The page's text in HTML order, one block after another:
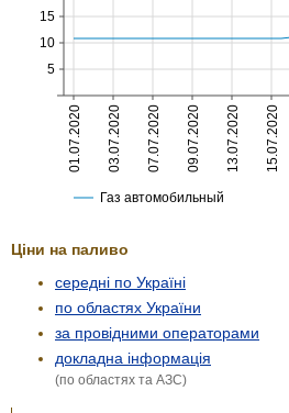
Ціни на паливо
середні по Україні
по областях України
за провідними операторами
докладна інформація
(по областях та АЗС)